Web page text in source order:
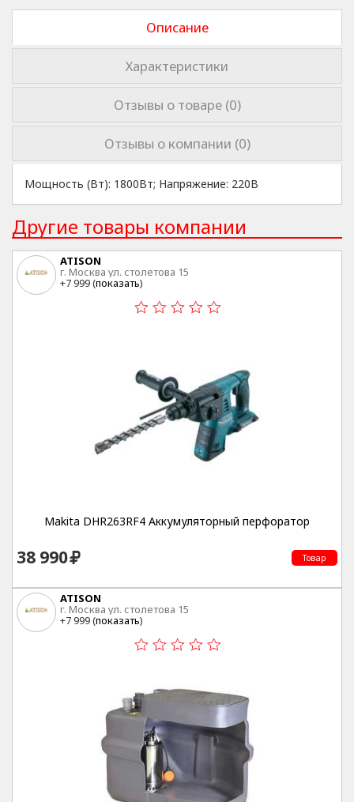
Описание
Характеристики
Отзывы о товаре (0)
Отзывы о компании (0)
Мощность (Вт): 1800Вт; Напряжение: 220В
Другие товары компании
ATISON
г. Москва ул. столетова 15
+7 999 (показать)
Makita DHR263RF4 Аккумуляторный перфоратор
38 990 Товар
ATISON
г. Москва ул. столетова 15
+7 999 (показать)